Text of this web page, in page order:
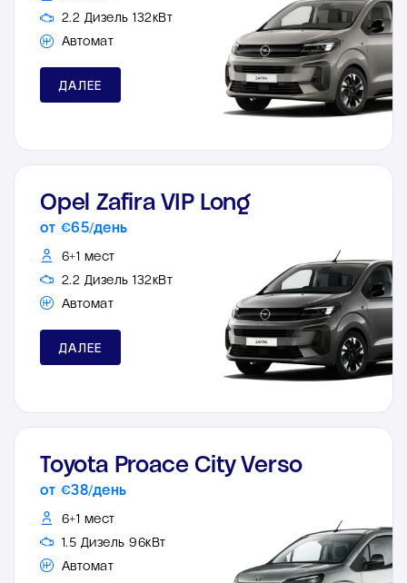
2.2 Дизель 132кВт
Автомат
ДАЛЕЕ
Opel Zafira VIP Long
от €65/день
6+1 мест
2.2 Дизель 132кВт
Автомат
ДАЛЕЕ
Toyota Proace City Verso
от €38/день
6+1 мест
1.5 Дизель 96кВт
Автомат